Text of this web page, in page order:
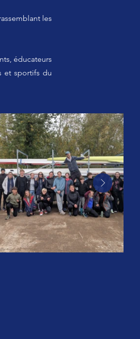
les
éducateurs
et sportifs du